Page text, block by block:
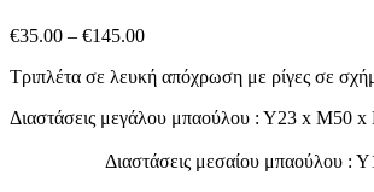
€35.00 – €145.00Price
€35.00
€145.00
Τριπλέτα σε λευκή απόχρωση με ρίγες σε
Διαστάσεις μεγάλου μπαούλου :
Διαστάσεις μεσαίου μπαούλου :